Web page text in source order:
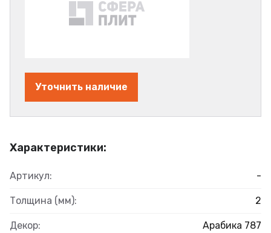
Характеристики:
Артикул: -
Толщина (мм): 2
Декор: Арабика 787
Уточнить наличие